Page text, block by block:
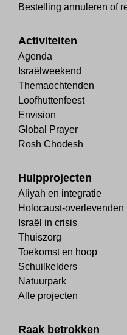
Bestelling annuleren of
Activiteiten
Agenda
Israëlweekend
Themaochtenden
Loofhuttenfeest
Envision
Global Prayer
Rosh Chodesh
Hulpprojecten
Aliyah en integratie
Holocaust-overlevenden
Israël in crisis
Thuiszorg
Toekomst en hoop
Schuilkelders
Natuurpark
Alle projecten
Raak betrokken